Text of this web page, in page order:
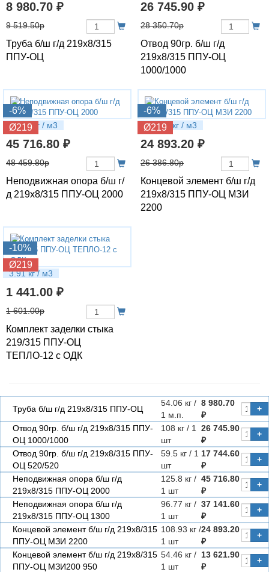
8 980.70 ₽
9 519.50р
Труба б/ш г/д 219х8/315
ППУ-ОЦ
26 745.90 ₽
28 350.70р
Отвод 90гр. б/ш г/д
219х8/315 ППУ-ОЦ
1000/1000
-6%
Ø219
125.8 кг / м3
45 716.80 ₽
48 459.80р
Неподвижная опора б/ш г/
д 219х8/315 ППУ-ОЦ 2000
-6%
Ø219
108.93 кг / м3
24 893.20 ₽
26 386.80р
Концевой элемент б/ш г/д
219х8/315 ППУ-ОЦ МЗИ
2200
-10%
Ø219
3.91 кг / м3
1 441.00 ₽
1 601.00р
Комплект заделки стыка
219/315 ППУ-ОЦ
ТЕПЛО-12 с ОДК
Труба б/ш г/д 219х8/315 ППУ-ОЦ
54.06 кг /
1 м.п.
8 980.70
₽
+
Отвод 90гр. б/ш г/д 219х8/315 ППУ-
ОЦ 1000/1000
108 кг / 1
шт
26 745.90
₽
+
Отвод 90гр. б/ш г/д 219х8/315 ППУ-
ОЦ 520/520
59.5 кг / 1
шт
17 744.60
₽
+
Неподвижная опора б/ш г/д
219х8/315 ППУ-ОЦ 2000
125.8 кг /
1 шт
45 716.80
₽
+
Неподвижная опора б/ш г/д
219х8/315 ППУ-ОЦ 1300
96.77 кг /
1 шт
37 141.60
₽
+
Концевой элемент б/ш г/д 219х8/315
ППУ-ОЦ МЗИ 2200
108.93 кг /
1 шт
24 893.20
₽
+
Концевой элемент б/ш г/д 219х8/315
ППУ-ОЦ МЗИ200 950
54.46 кг /
1 шт
13 621.90
₽
+